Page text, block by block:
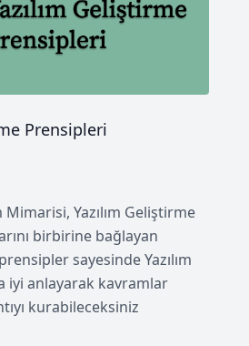
Prensipleri
Mimarisi, Yazılım Geliştirme
birbirine bağlayan
sayesinde Yazılım
iyi anlayarak kavramlar
kurabileceksiniz